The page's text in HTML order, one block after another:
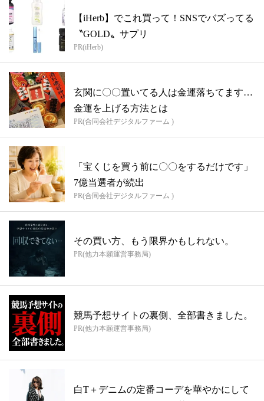
【iHerb】でこれ買って！SNSでバズってる
〝GOLD〟サプリ
PR(iHerb)
玄関に〇〇置いてる人は金運落ちてます…
金運を上げる方法とは
PR(合同会社デジタルファーム )
「宝くじを買う前に〇〇をするだけです」
7億当選者が続出
PR(合同会社デジタルファーム )
その買い方、もう限界かもしれない。
PR(他力本願運営事務局)
競馬予想サイトの裏側、全部書きました。
PR(他力本願運営事務局)
白T＋デニムの定番コーデを華やかにして